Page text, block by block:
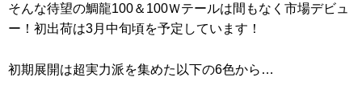
そんな待望の鯛龍100＆100Ｗテールは間もなく市場デビュ
ー！初出荷は3月中旬頃を予定しています！
初期展開は超実力派を集めた以下の6色から…